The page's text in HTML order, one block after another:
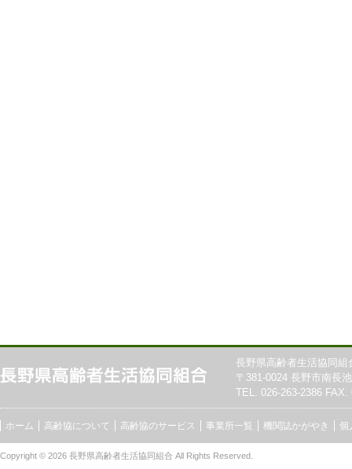
長野県高齢者生活協同組
〒381-0024 長野市南長
TEL. 026-263-2386 FAX.
ホーム 高齢協について 高齢協のサービス 事業所一覧 機関誌かがやき 個
Copyright © 2026 長野県高齢者生活協同組合 All Rights Reserved.